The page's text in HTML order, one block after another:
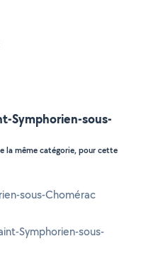
Symphorien-sous-
la même catégorie, pour cette
sous-Chomérac
Symphorien-sous-